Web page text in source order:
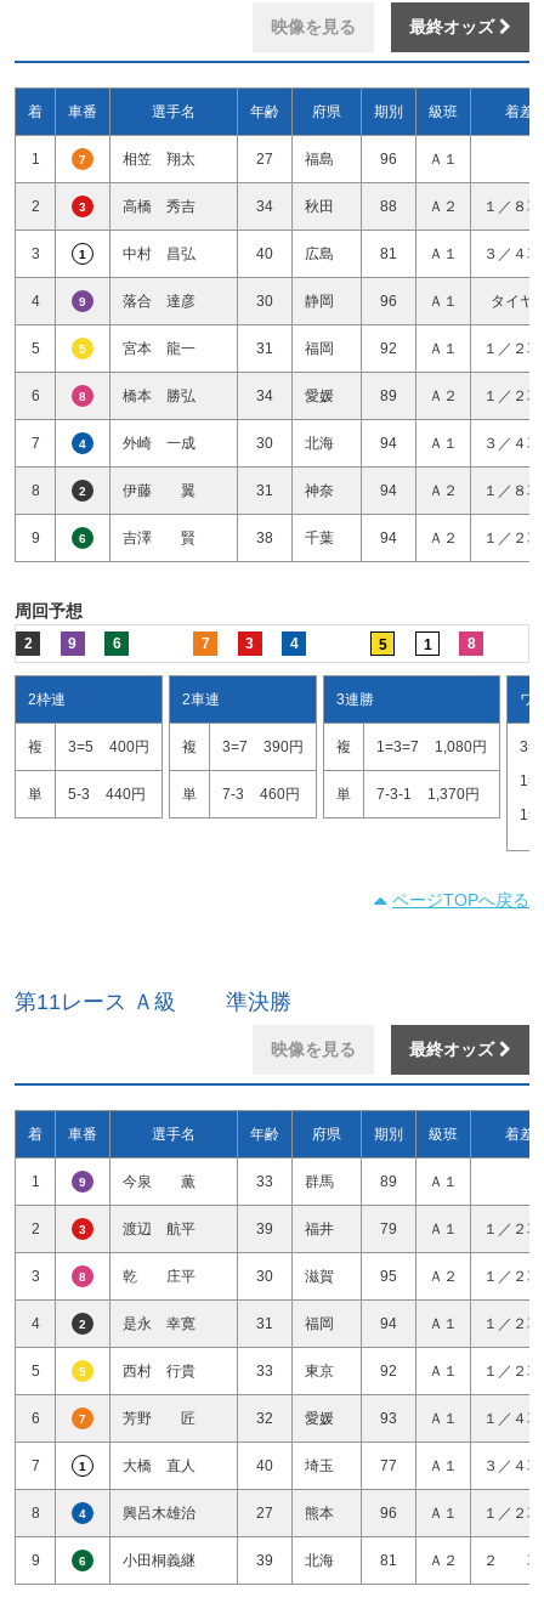
映像を見る 最終オッズ
着 車番 選手名 年齢 府県 期別 級班 着差
1 7 相笠 翔太 27 福島 96 Ａ１
2 3 高橋 秀吉 34 秋田 88 Ａ２ １／８
3 1 中村 昌弘 40 広島 81 Ａ１ ３／４
4 9 落合 達彦 30 静岡 96 Ａ１ タイヤ
5 5 宮本 龍一 31 福岡 92 Ａ１ １／２
6 8 橋本 勝弘 34 愛媛 89 Ａ２ １／２
7 4 外崎 一成 30 北海 94 Ａ１ ３／４
8 2 伊藤 翼 31 神奈 94 Ａ２ １／８
9 6 吉澤 賢 38 千葉 94 Ａ２ １／２
周回予想
2 9 6 7 3 4 5 1 8
2枠連
複 3=5 400円
単 5-3 440円
2車連
複 3=7 390円
単 7-3 460円
3連勝
複 1=3=7 1,080円
単 7-3-1 1,370円
ワ
ページTOPへ戻る
第11レース Ａ級 準決勝
映像を見る 最終オッズ
着 車番 選手名 年齢 府県 期別 級班 着差
1 9 今泉 薫 33 群馬 89 Ａ１
2 3 渡辺 航平 39 福井 79 Ａ１ １／２
3 8 乾 庄平 30 滋賀 95 Ａ２ １／２
4 2 是永 幸寛 31 福岡 94 Ａ１ １／２
5 5 西村 行貴 33 東京 92 Ａ１ １／２
6 7 芳野 匠 32 愛媛 93 Ａ１ １／４
7 1 大橋 直人 40 埼玉 77 Ａ１ ３／４
8 4 興呂木雄治 27 熊本 96 Ａ１ １／２
9 6 小田桐義継 39 北海 81 Ａ２ ２ 車